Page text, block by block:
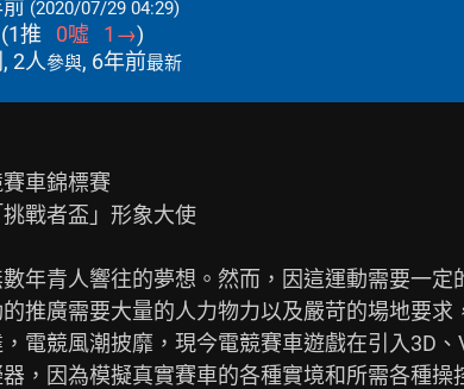
(2020/07/29 04:29)
(1推 0噓 1 →)
2人參與, 6年前最新
車錦標賽
戰者盃」形象大使
年青人響往的夢想。然而，因這運動需要一
推廣需要大量的人力物力以及嚴苛的場地要
電競風潮披靡，現今電競賽車遊戲在引入3D
，因為模擬真實賽車的各種實境和所需各種